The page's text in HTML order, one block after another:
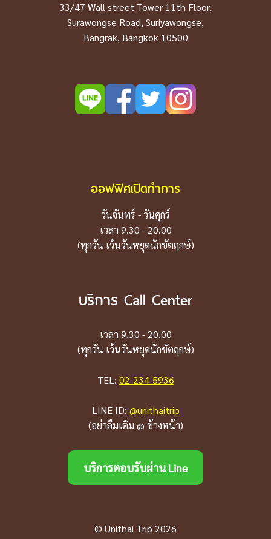
33/47 Wall street Tower 11th Floor,
Surawongse Road, Suriyawongse,
Bangrak, Bangkok 10500
ออฟฟิศเปิดทำการ
วันจันทร์ - วันศุกร์
เวลา 9.30 - 20.00
(ทุกวัน เว้นวันหยุดนักขัตฤกษ์)
บริการ Call Center
เวลา 9.30 - 20.00
(ทุกวัน เว้นวันหยุดนักขัตฤกษ์)
TEL: 02-234-5936
LINE ID: @unithaitrip
(อย่าลืมเติม @ ข้างหน้า)
บริการตอบรับผ่าน Line
© Unithai Trip 2026